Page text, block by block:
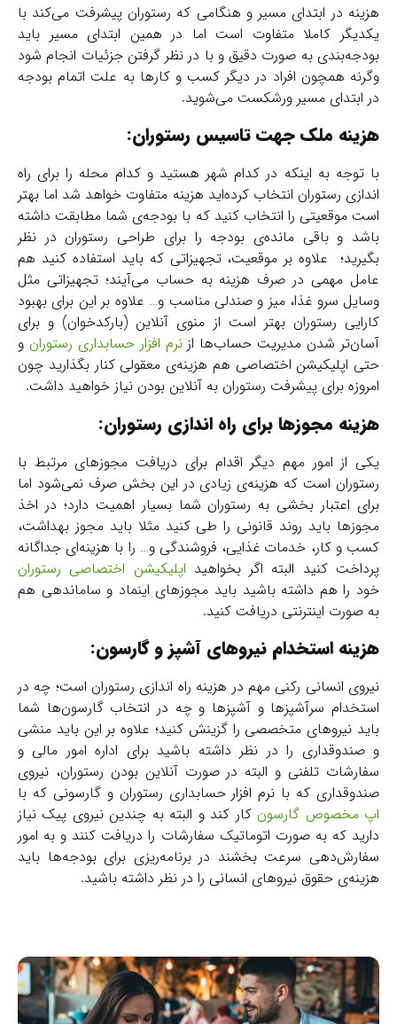
هزینه در ابتدای مسیر و هنگامی که رستوران پیشرفت می‌کند با
یکدیگر کاملا متفاوت است اما در همین ابتدای مسیر باید
بودجه‌بندی به صورت دقیق و با در نظر گرفتن جزئیات انجام شود
وگرنه همچون افراد در دیگر کسب و کارها به علت اتمام بودجه
در ابتدای مسیر ورشکست می‌شوید.
هزینه‌ ملک جهت تاسیس رستوران:
با توجه به اینکه در کدام شهر هستید و کدام محله را برای راه
اندازی رستوران انتخاب کرده‌اید هزینه متفاوت خواهد شد اما بهتر
است موقعیتی را انتخاب کنید که با بودجه‌ی شما مطابقت داشته
باشد و باقی مانده‌ی بودجه را برای طراحی رستوران در نظر
بگیرید؛ علاوه بر موقعیت، تجهیزاتی که باید استفاده کنید هم
عامل مهمی در صرف هزینه به حساب می‌آیند؛ تجهیزاتی مثل
وسایل سرو غذا، میز و صندلی مناسب و… علاوه بر این برای بهبود
کارایی رستوران بهتر است از منوی آنلاین (بارکدخوان) و برای
آسان‌تر شدن مدیریت حساب‌ها ازنرم افزار حسابداری رستوران و
حتی اپلیکیشن اختصاصی هم هزینه‌ی معقولی کنار بگذارید چون
امروزه برای پیشرفت رستوران به آنلاین بودن نیاز خواهید داشت.
هزینه‌ مجوزها برای راه اندازی رستوران:
یکی از امور مهم دیگر اقدام برای دریافت مجوزهای مرتبط با
رستوران است که هزینه‌ی زیادی در این بخش صرف نمی‌شود اما
برای اعتبار بخشی به رستوران شما بسیار اهمیت دارد؛ در اخذ
مجوزها باید روند قانونی را طی کنید مثلا باید مجوز بهداشت،
کسب و کار، خدمات غذایی، فروشندگی و… را با هزینه‌ای جداگانه
پرداخت کنید البته اگر بخواهید اپلیکیشن اختصاصی رستوران
خود را هم داشته باشید باید مجوزهای اینماد و ساماندهی هم
به صورت اینترنتی دریافت کنید.
هزینه‌ استخدام نیروهای آشپز و گارسون:
نیروی انسانی رکنی مهم در هزینه راه اندازی رستوران است؛ چه در
استخدام سرآشپزها و آشپزها و چه در انتخاب گارسون‌ها شما
باید نیروهای متخصصی را گزینش کنید؛ علاوه بر این باید منشی
و صندوقداری را در نظر داشته باشید برای اداره امور مالی و
سفارشات تلفنی و البته در صورت آنلاین بودن رستوران، نیروی
صندوقداری که با نرم افزار حسابداری رستوران و گارسونی که با
اپ مخصوص گارسونکار کند و البته به چندین نیروی پیک نیاز
دارید که به صورت اتوماتیک سفارشات را دریافت کنند و به امور
سفارش‌دهی سرعت بخشند در برنامه‌ریزی برای بودجه‌ها باید
هزینه‌ی حقوق نیروهای انسانی را در نظر داشته باشید.